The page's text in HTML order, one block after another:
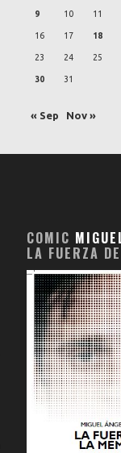
9 10 11
16 17 18
23 24 25
30 31
« Sep Nov »
COMIC
LA FUERZA